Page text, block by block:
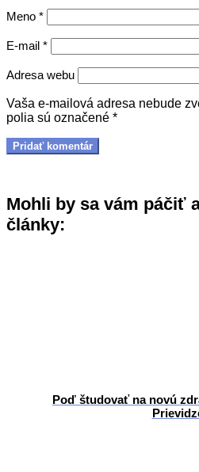
Meno *
E-mail *
Adresa webu
Vaša e-mailová adresa nebude
polia sú označené *
Mohli by sa vám páčiť
články:
Poď študovať na novú